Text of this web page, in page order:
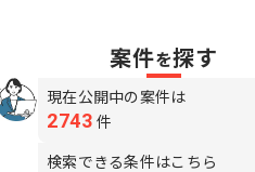
案件を探す
現在公開中の案件は
2743 件
検索できる条件はこちら